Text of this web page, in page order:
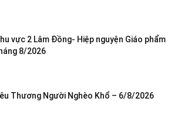
vực 2 Lâm Đồng- Hiệp nguyện Giáo phẩm
8/2026
Thương Người Nghèo Khổ – 6/8/2026